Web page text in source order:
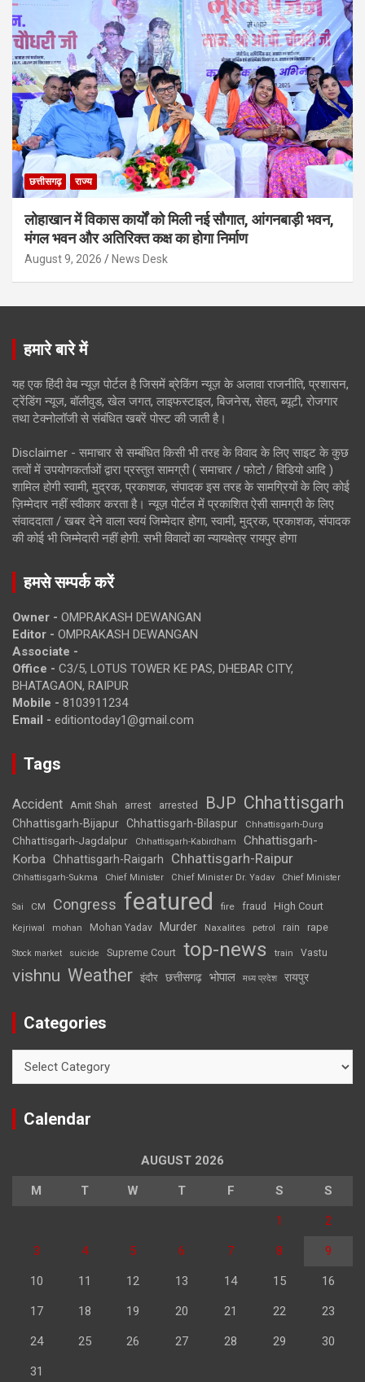
छत्तीसगढ़ राज्य
लोहाखान में विकास कार्यों को मिली नई सौगात, आंगनबाड़ी भवन,
मंगल भवन और अतिरिक्त कक्ष का होगा निर्माण
August 9, 2026 News Desk
हमारे बारे में
यह एक हिंदी वेब न्यूज़ पोर्टल है जिसमें ब्रेकिंग न्यूज़ के अलावा राजनीति, प्रशासन,
ट्रेंडिंग न्यूज, बॉलीवुड, खेल जगत, लाइफस्टाइल, बिजनेस, सेहत, ब्यूटी, रोजगार
तथा टेक्नोलॉजी से संबंधित खबरें पोस्ट की जाती है।
Disclaimer - समाचार से सम्बंधित किसी भी तरह के विवाद के लिए साइट के कुछ
तत्वों में उपयोगकर्ताओं द्वारा प्रस्तुत सामग्री ( समाचार / फोटो / विडियो आदि )
शामिल होगी स्वामी, मुद्रक, प्रकाशक, संपादक इस तरह के सामग्रियों के लिए कोई
ज़िम्मेदार नहीं स्वीकार करता है। न्यूज़ पोर्टल में प्रकाशित ऐसी सामग्री के लिए
संवाददाता / खबर देने वाला स्वयं जिम्मेदार होगा, स्वामी, मुद्रक, प्रकाशक, संपादक
की कोई भी जिम्मेदारी नहीं होगी. सभी विवादों का न्यायक्षेत्र रायपुर होगा
हमसे सम्पर्क करें
Owner - OMPRAKASH DEWANGAN
Editor - OMPRAKASH DEWANGAN
Associate -
Office - C3/5, LOTUS TOWER KE PAS, DHEBAR CITY,
BHATAGAON, RAIPUR
Mobile - 8103911234
Email - editiontoday1@gmail.com
Tags
Accident Amit Shah arrest arrested BJP Chhattisgarh
Chhattisgarh-Bijapur Chhattisgarh-Bilaspur Chhattisgarh-Durg
Chhattisgarh-Jagdalpur Chhattisgarh-Kabirdham
Chhattisgarh-
Korba Chhattisgarh-Raigarh Chhattisgarh-Raipur
Chhattisgarh-Sukma Chief Minister Chief Minister Dr. Yadav Chief Minister
Sai CM Congress featured fire fraud High Court
Kejriwal mohan Mohan Yadav Murder Naxalites petrol rain rape
Stock market suicide Supreme Court top-news train Vastu
vishnu Weather इंदौर छत्तीसगढ़ भोपाल मध्य प्रदेश रायपुर
Categories
Calendar
AUGUST 2026
M T W T F S S
1 2
3 4 5 6 7 8 9
10 11 12 13 14 15 16
17 18 19 20 21 22 23
24 25 26 27 28 29 30
31